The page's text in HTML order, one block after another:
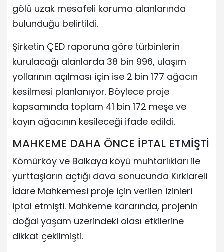
gölü uzak mesafeli koruma alanlarında
bulunduğu belirtildi.
Şirketin ÇED raporuna göre türbinlerin
kurulacağı alanlarda 38 bin 996, ulaşım
yollarının açılması için ise 2 bin 177 ağacın
kesilmesi planlanıyor. Böylece proje
kapsamında toplam 41 bin 172 meşe ve
kayın ağacının kesileceği ifade edildi.
MAHKEME DAHA ÖNCE İPTAL ETMİŞTİ
Kömürköy ve Balkaya köyü muhtarlıkları ile
yurttaşların açtığı dava sonucunda Kırklareli
İdare Mahkemesi proje için verilen izinleri
iptal etmişti. Mahkeme kararında, projenin
doğal yaşam üzerindeki olası etkilerine
dikkat çekilmişti.